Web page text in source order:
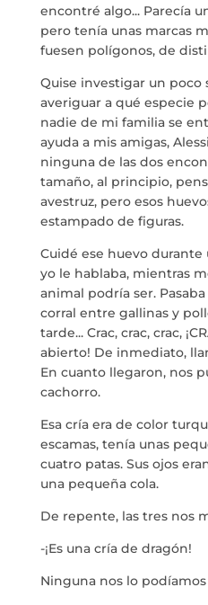
encontré algo... Parecía
pero tenía unas marcas
fuesen polígonos, de
Quise investigar un poco
averiguar a qué especie
nadie de mi familia se
ayuda a mis amigas,
ninguna de las dos
tamaño, al principio,
avestruz, pero esos
estampado de figuras.
Cuidé ese huevo durante
yo le hablaba, mientras
animal podría ser.
corral entre gallinas y
tarde... Crac, crac, crac,
abierto! De inmediato,
En cuanto llegaron, nos
cachorro.
Esa cría era de color
escamas, tenía unas
cuatro patas. Sus ojos
una pequeña cola.
De repente, las tres nos
-¡Es una cría de dragón!
Ninguna nos lo